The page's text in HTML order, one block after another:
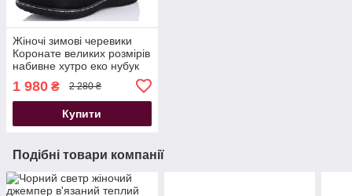
Жіночі зимові черевики
Коронате великих розмірів
набивне хутро еко нубук
1 980 ₴ 2 280 ₴
Купити
Подібні товари компанії